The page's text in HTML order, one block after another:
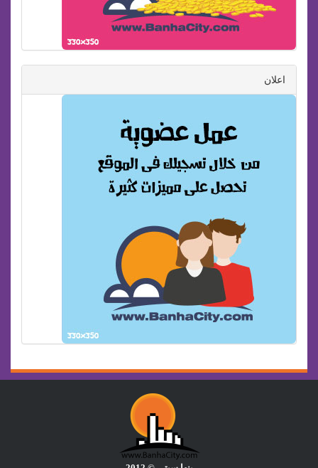
اعلان